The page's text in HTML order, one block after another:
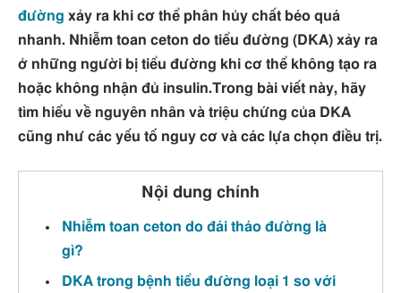
đường xảy ra khi cơ thể phân hủy chất béo quá
nhanh. Nhiễm toan ceton do tiểu đường (DKA) xảy ra
ở những người bị tiểu đường khi cơ thể không tạo ra
hoặc không nhận đủ insulin.Trong bài viết này, hãy
tìm hiểu về nguyên nhân và triệu chứng của DKA
cũng như các yếu tố nguy cơ và các lựa chọn điều trị.
Nội dung chính
Nhiễm toan ceton do đái tháo đường là
gì?
DKA trong bệnh tiểu đường loại 1 so với